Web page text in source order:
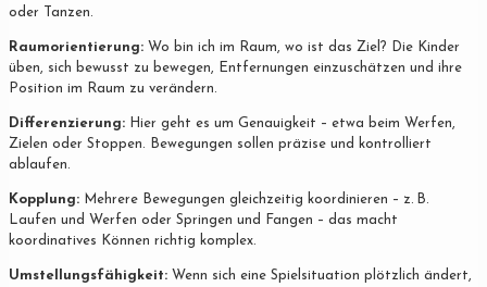
oder Tanzen.
Raumorientierung: Wo bin ich im Raum, wo ist das Ziel? Die Kinder
üben, sich bewusst zu bewegen, Entfernungen einzuschätzen und ihre
Position im Raum zu verändern.
Differenzierung: Hier geht es um Genauigkeit – etwa beim Werfen,
Zielen oder Stoppen. Bewegungen sollen präzise und kontrolliert
ablaufen.
Kopplung: Mehrere Bewegungen gleichzeitig koordinieren – z. B.
Laufen und Werfen oder Springen und Fangen – das macht
koordinatives Können richtig komplex.
Umstellungsfähigkeit: Wenn sich eine Spielsituation plötzlich ändert,